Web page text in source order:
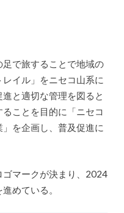
で旅することで地域の
イル」をニセコ山系に
と適切な管理を図ると
ことを目的に「ニセコ
を企画し、普及促進に
ゴマークが決まり、2024
めている。